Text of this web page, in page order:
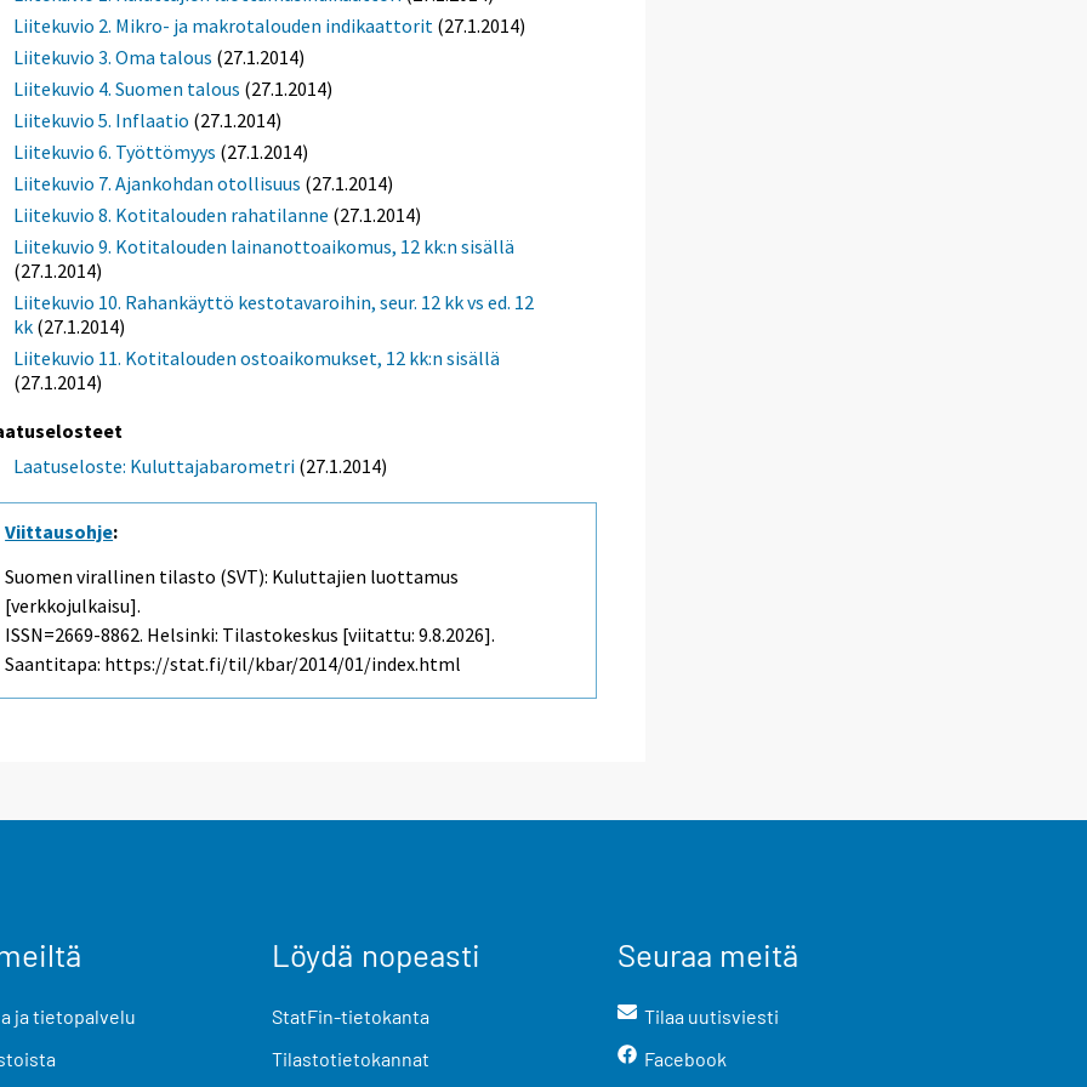
Liitekuvio 2. Mikro- ja makrotalouden indikaattorit (27.1.2014)
Liitekuvio 3. Oma talous (27.1.2014)
Liitekuvio 4. Suomen talous (27.1.2014)
Liitekuvio 5. Inflaatio (27.1.2014)
Liitekuvio 6. Työttömyys (27.1.2014)
Liitekuvio 7. Ajankohdan otollisuus (27.1.2014)
Liitekuvio 8. Kotitalouden rahatilanne (27.1.2014)
Liitekuvio 9. Kotitalouden lainanottoaikomus, 12 kk:n sisällä
(27.1.2014)
Liitekuvio 10. Rahankäyttö kestotavaroihin, seur. 12 kk vs ed. 12
kk (27.1.2014)
Liitekuvio 11. Kotitalouden ostoaikomukset, 12 kk:n sisällä
(27.1.2014)
Laatuseloste: Kuluttajabarometri (27.1.2014)
Viittausohje:
Suomen virallinen tilasto (SVT): Kuluttajien luottamus
[verkkojulkaisu].
ISSN=2669-8862. Helsinki: Tilastokeskus [viitattu: 9.8.2026].
Saantitapa: https://stat.fi/til/kbar/2014/01/index.html
ja tietopalvelu
Löydä nopeasti
StatFin-tietokanta
Tilastotietokannat
Seuraa meitä
Tilaa uutisviesti
Facebook